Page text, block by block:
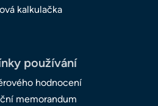
kalkulačka
používání
hodnocení
memorandum